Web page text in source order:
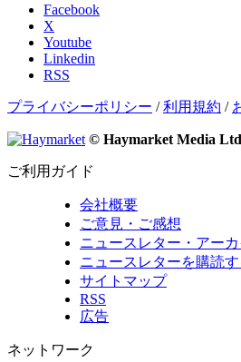
Facebook
X
Youtube
Linkedin
RSS
プライバシーポリシー /利用規約 /
© Haymarket Media
ご利用ガイド
会社概要
ご意見・ご感想
ニュースレター・アー
ニュースレターを購読す
サイトマップ
RSS
広告
ネットワーク